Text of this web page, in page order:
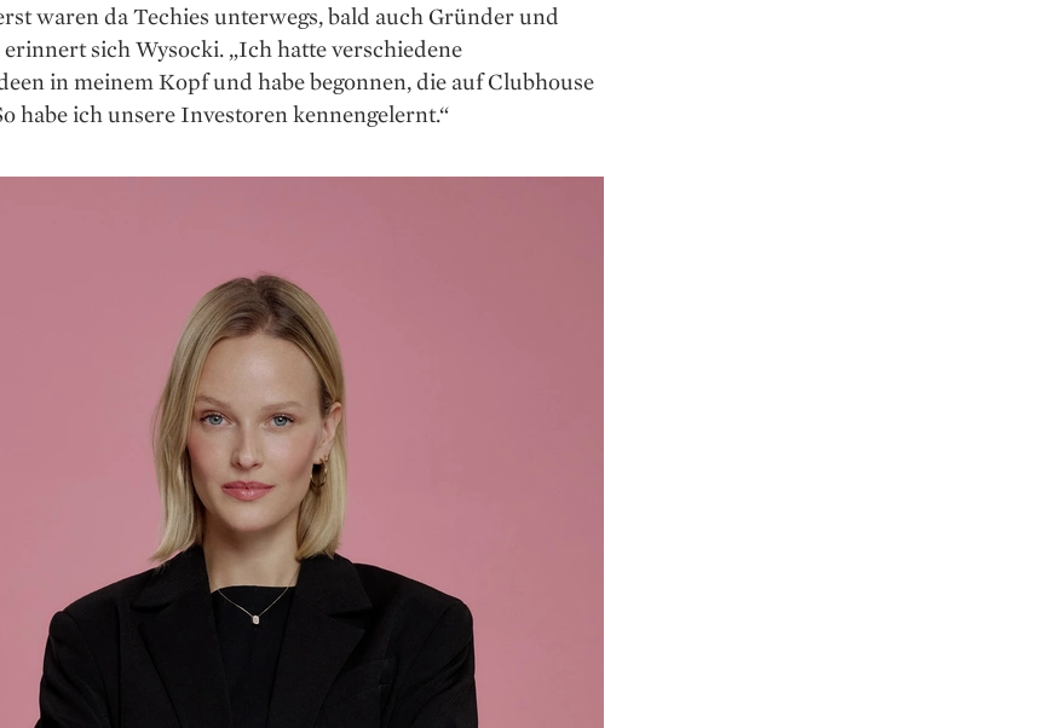
waren da Techies unterwegs, bald auch Gründer und
sich Wysocki. „Ich hatte verschiedene
in meinem Kopf und habe begonnen, die auf Clubhouse
habe ich unsere Investoren kennengelernt.“